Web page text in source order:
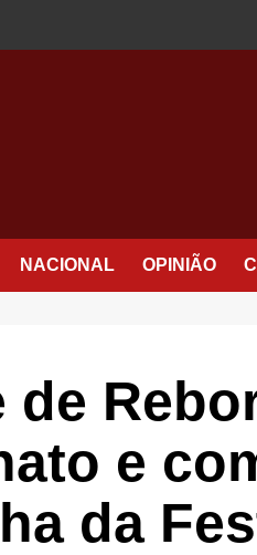
NACIONAL OPINIÃO
de
e
da